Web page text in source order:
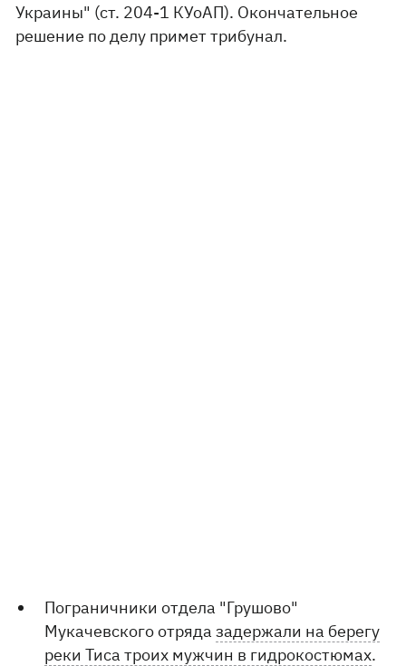
Украины" (ст. 204-1 КУоАП). Окончательное
решение по делу примет трибунал.
Пограничники отдела "Грушово"
Мукачевского отрядазадержали на берегу
реки Тиса троих мужчин в гидрокостюмах.